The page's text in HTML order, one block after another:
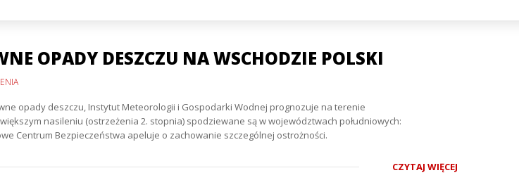
OPADY DESZCZU NA WSCHODZIE POLSKI
opady deszczu, Instytut Meteorologii i Gospodarki Wodnej prognozuje na terenie
nasileniu (ostrzeżenia 2. stopnia) spodziewane są w województwach południowych:
Centrum Bezpieczeństwa apeluje o zachowanie szczególnej ostrożności.
CZYTAJ WIĘCEJ